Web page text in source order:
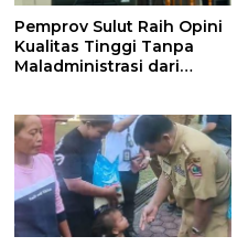
Pemprov Sulut Raih Opini
Kualitas Tinggi Tanpa
Maladministrasi dari